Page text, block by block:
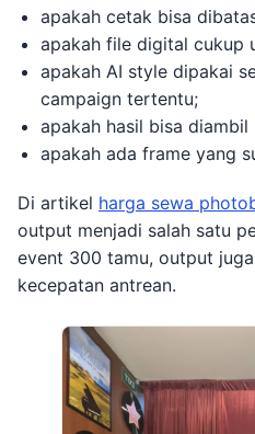
apakah cetak bisa
apakah file digital cukup
apakah AI style dipakai
campaign tertentu;
apakah hasil bisa
apakah ada frame yang
Di artikel harga sewa
output menjadi salah satu
event 300 tamu, output
kecepatan antrean.